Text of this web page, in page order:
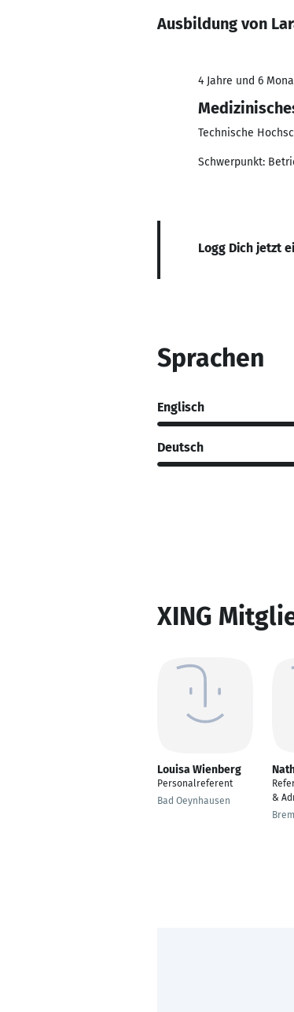
Ausbildung von
4 Jahre und 6
Technische
Schwerpunkt:
Logg Dich jetzt
Sprachen
Englisch
Deutsch
XING
Louisa Wienberg
Personalreferent
Bad Oeynhausen
&